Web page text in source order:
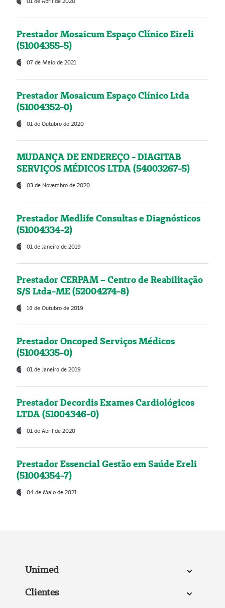
Prestador Mosaicum Espaço Clínico Eireli
(51004355-5)
07 de Maio de 2021
Prestador Mosaicum Espaço Clínico Ltda
(51004352-0)
01 de Outubro de 2020
MUDANÇA DE ENDEREÇO - DIAGITAB
SERVIÇOS MÉDICOS LTDA (54003267-5)
03 de Novembro de 2020
Prestador Medlife Consultas e Diagnósticos
(51004334-2)
01 de Janeiro de 2019
Prestador CERPAM – Centro de Reabilitação
S/S Ltda-ME (52004274-8)
18 de Outubro de 2019
Prestador Oncoped Serviços Médicos
(51004335-0)
01 de Janeiro de 2019
Prestador Decordis Exames Cardiológicos
LTDA (51004346-0)
01 de Abril de 2020
Prestador Essencial Gestão em Saúde Ereli
(51004354-7)
04 de Maio de 2021
Unimed
Clientes